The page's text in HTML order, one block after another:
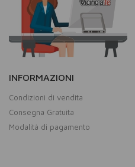
INFORMAZIONI
Condizioni di vendita
Consegna Gratuita
Modalità di pagamento